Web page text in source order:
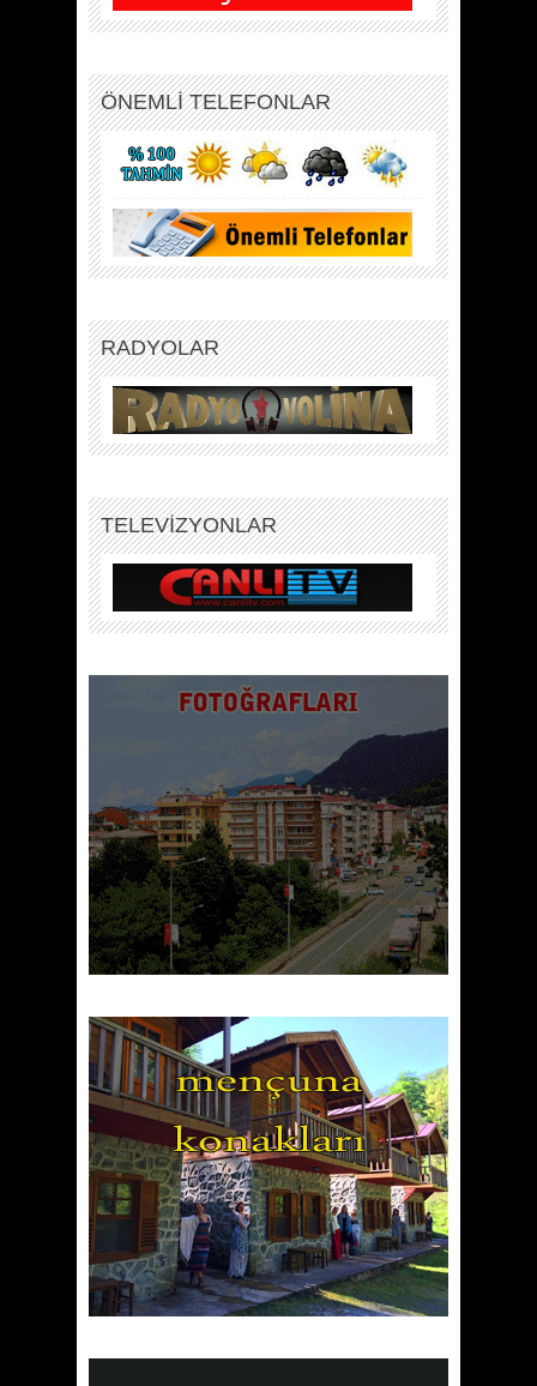
ÖNEMLİ TELEFONLAR
RADYOLAR
TELEVİZYONLAR